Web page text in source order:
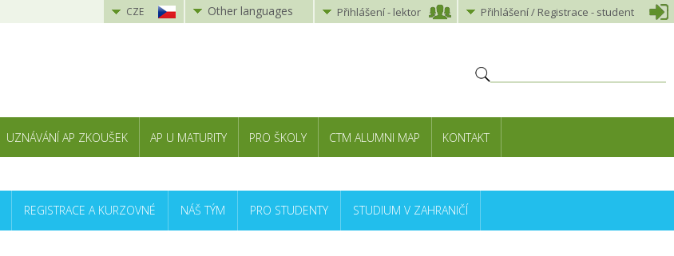
CZE Other languages Přihlášení- lektor Přihlášení/ Registrace - student
UZNÁVÁNÍ AP ZKOUŠEK AP U MATURITY PRO ŠKOLY CTM ALUMNI MAP KONTAKT
REGISTRACE A KURZOVNÉ NÁŠ TÝM PRO STUDENTY STUDIUM V ZAHRANIČÍ